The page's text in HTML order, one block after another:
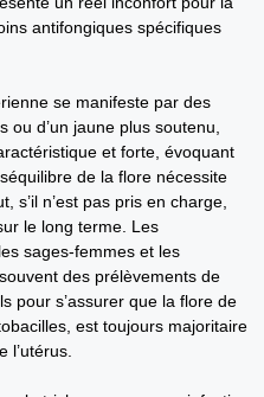
antifongiques spécifiques
se manifeste par des
d’un jaune plus soutenu,
et forte, évoquant
de la flore nécessite
s’il n’est pas pris en charge,
le long terme. Les
sages-femmes et les
des prélèvements de
pour s’assurer que la flore de
est toujours majoritaire
l’utérus.